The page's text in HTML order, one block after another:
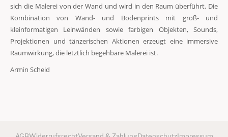
sich die Malerei von der Wand und wird in den Raum überführt. Die
Kombination von Wand- und Bodenprints mit groß- und
kleinformatigen Leinwänden sowie farbigen Objekten, Sounds,
Projektionen und tänzerischen Aktionen erzeugt eine immersive
Raumwirkung, die letztlich begehbare Malerei ist.
Armin Scheid